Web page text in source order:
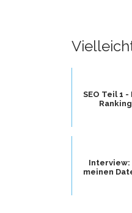
SEO Teil 1
Interview:
meinen